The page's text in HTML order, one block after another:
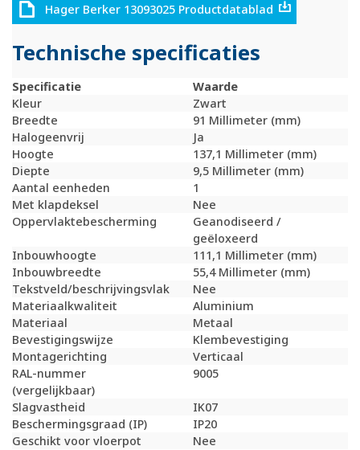
Hager Berker 13093025 Productdatablad
Technische specificaties
Specificatie
Waarde
Kleur
Zwart
Breedte
91 Millimeter (mm)
Halogeenvrij
Ja
Hoogte
137,1 Millimeter (mm)
Diepte
9,5 Millimeter (mm)
Aantal eenheden
1
Met klapdeksel
Nee
Oppervlaktebescherming
Geanodiseerd /
geëloxeerd
Inbouwhoogte
111,1 Millimeter (mm)
Inbouwbreedte
55,4 Millimeter (mm)
Tekstveld/beschrijvingsvlak
Nee
Materiaalkwaliteit
Aluminium
Materiaal
Metaal
Bevestigingswijze
Klembevestiging
Montagerichting
Verticaal
RAL-nummer
(vergelijkbaar)
9005
Slagvastheid
IK07
Beschermingsgraad (IP)
IP20
Geschikt voor vloerpot
Nee